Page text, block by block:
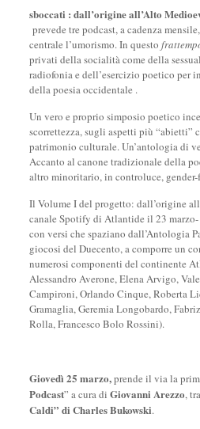
sboccati : dall’origine all’Alto
prevede tre podcast, a cadenza
centrale l’umorismo. In questo
privati della socialità come della
radiofonia e dell’esercizio poetico per
della poesia occidentale .
Un vero e proprio simposio poetico
scorrettezza, sugli aspetti più “abietti”
patrimonio culturale. Un’antologia di
Accanto al canone tradizionale della
altro minoritario, in controluce, gender-
Il Volume I del progetto: dall’origine
canale Spotify di Atlantide il 23
con versi che spaziano dall’Antologia
giocosi del Duecento, a comporre un
numerosi componenti del continente
Alessandro Averone, Elena Arvigo,
Campironi, Orlando Cinque, Roberta
Gramaglia, Geremia Longobardo,
Rolla, Francesco Bolo Rossini).
Giovedì 25 marzo,prende il via la
Podcast” a cura di Giovanni Arezzo,
Caldi” di Charles Bukowski.